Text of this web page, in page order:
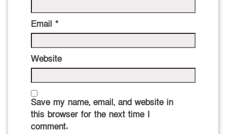
Email *
Website
Save my name, email, and website in
this browser for the next time I
comment.